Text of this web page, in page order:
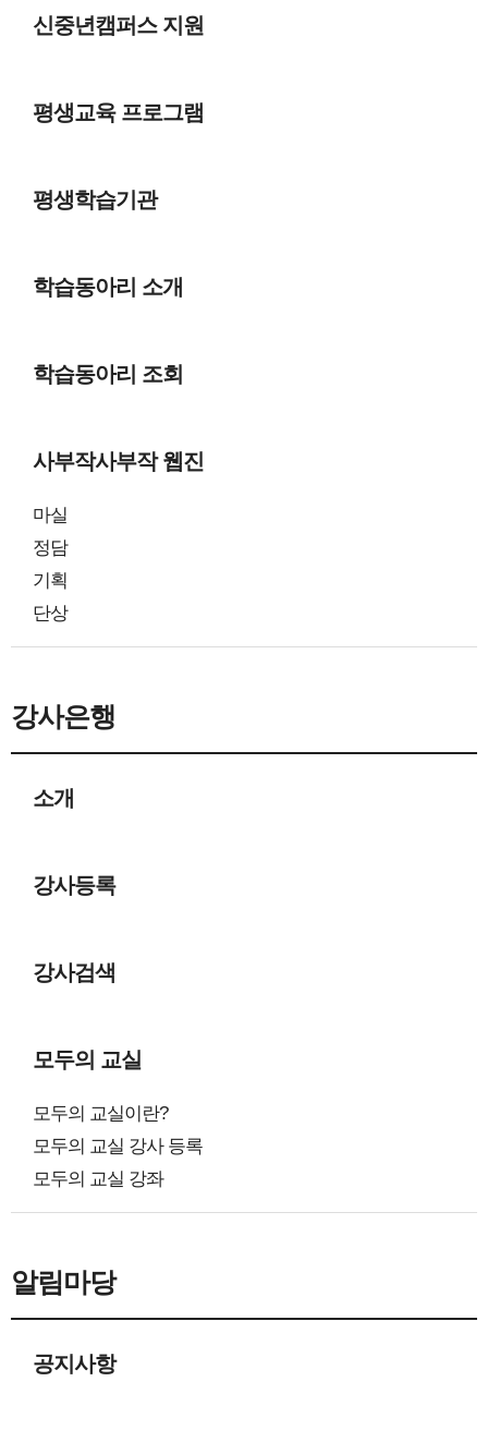
신중년캠퍼스 지원
평생교육 프로그램
평생학습기관
학습동아리 소개
학습동아리 조회
사부작사부작 웹진
마실
정담
기획
단상
강사은행
소개
강사등록
강사검색
모두의 교실
모두의 교실이란?
모두의 교실 강사 등록
모두의 교실 강좌
알림마당
공지사항